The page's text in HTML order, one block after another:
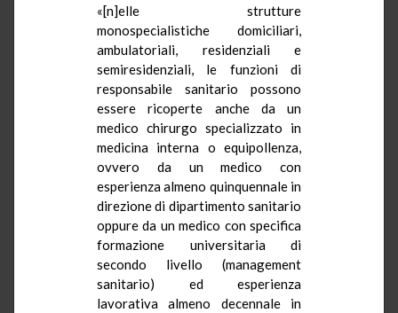
«[n]elle strutture
monospecialistiche domiciliari,
ambulatoriali, residenziali e
semiresidenziali, le funzioni di
responsabile sanitario possono
essere ricoperte anche da un
medico chirurgo specializzato in
medicina interna o equipollenza,
ovvero da un medico con
esperienza almeno quinquennale in
direzione di dipartimento sanitario
oppure da un medico con specifica
formazione universitaria di
secondo livello (management
sanitario) ed esperienza
lavorativa almeno decennale in